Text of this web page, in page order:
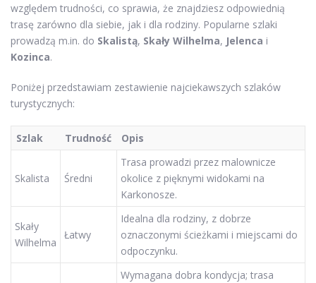
względem trudności, co sprawia, że znajdziesz odpowiednią
trasę zarówno dla siebie, jak i dla rodziny. Popularne szlaki
prowadzą m.in. do Skalistą, Skały Wilhelma, Jelenca i
Kozinca.
Poniżej przedstawiam zestawienie najciekawszych szlaków
turystycznych:
Szlak Trudność Opis
Skalista Średni
Trasa prowadzi przez malownicze
okolice z pięknymi widokami na
Karkonosze.
Skały
Wilhelma
Łatwy
Idealna dla rodziny, z dobrze
oznaczonymi ścieżkami i miejscami do
odpoczynku.
Wymagana dobra kondycja; trasa